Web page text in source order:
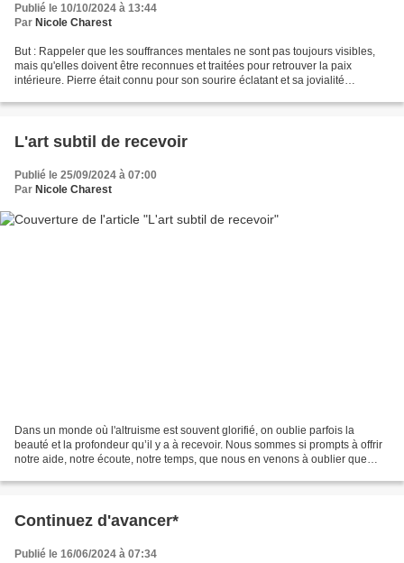
Publié le 10/10/2024 à 13:44
Par Nicole Charest
But : Rappeler que les souffrances mentales ne sont pas toujours visibles,
mais qu'elles doivent être reconnues et traitées pour retrouver la paix
intérieure. Pierre était connu pour son sourire éclatant et sa jovialité
L'art subtil de recevoir
Publié le 25/09/2024 à 07:00
Par Nicole Charest
Dans un monde où l'altruisme est souvent glorifié, on oublie parfois la
beauté et la profondeur qu’il y a à recevoir. Nous sommes si prompts à offrir
notre aide, notre écoute, notre temps, que nous en venons à oublier que
Continuez d'avancer*
Publié le 16/06/2024 à 07:34